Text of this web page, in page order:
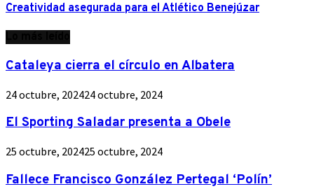
Creatividad asegurada para el Atlético Benejúzar
Cataleya cierra el círculo en Albatera
24 octubre, 202424 octubre, 2024
El Sporting Saladar presenta a Obele
25 octubre, 202425 octubre, 2024
Fallece Francisco González Pertegal ‘Polín’